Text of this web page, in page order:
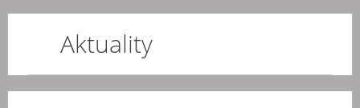
Aktuality